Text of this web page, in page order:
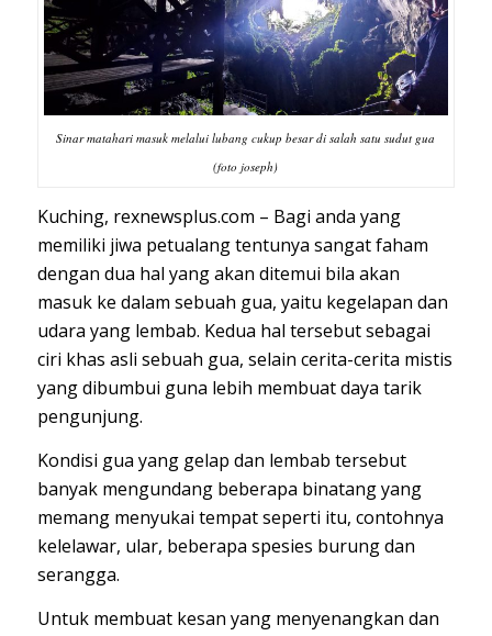
Sinar matahari masuk melalui lubang cukup besar di salah satu sudut gua
(foto joseph)
Kuching, rexnewsplus.com – Bagi anda yang
memiliki jiwa petualang tentunya sangat faham
dengan dua hal yang akan ditemui bila akan
masuk ke dalam sebuah gua, yaitu kegelapan dan
udara yang lembab. Kedua hal tersebut sebagai
ciri khas asli sebuah gua, selain cerita-cerita mistis
yang dibumbui guna lebih membuat daya tarik
pengunjung.
Kondisi gua yang gelap dan lembab tersebut
banyak mengundang beberapa binatang yang
memang menyukai tempat seperti itu, contohnya
kelelawar, ular, beberapa spesies burung dan
serangga.
Untuk membuat kesan yang menyenangkan dan